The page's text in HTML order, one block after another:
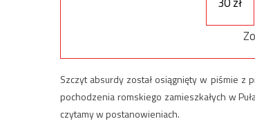
Szczyt absurdy został osiągnięty w piśmie z
pochodzenia romskiego zamieszkałych w
czytamy w postanowieniach.